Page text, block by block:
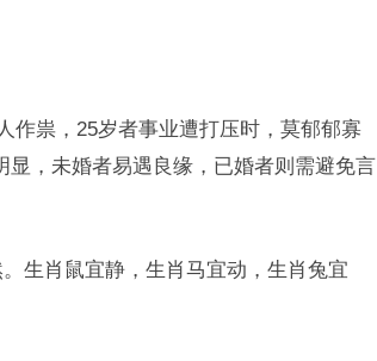
作祟，25岁者事业遭打压时，莫郁郁寡
显，未婚者易遇良缘，已婚者则需避免言
生肖鼠宜静，生肖马宜动，生肖兔宜